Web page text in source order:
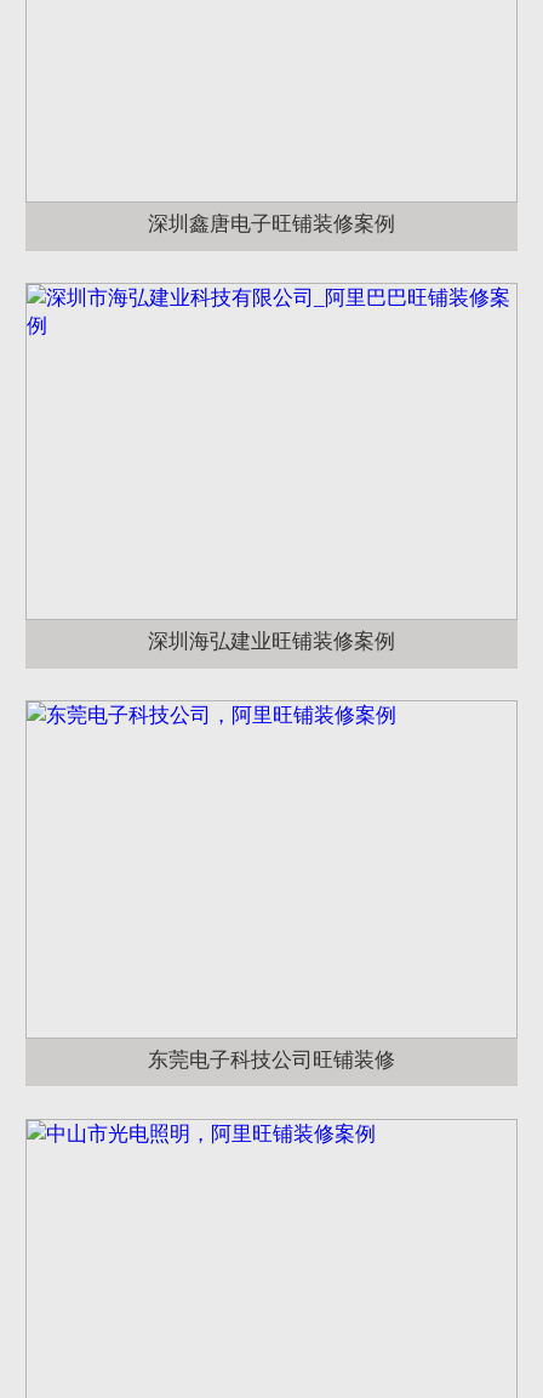
深圳鑫唐电子旺铺装修案例
深圳海弘建业旺铺装修案例
东莞电子科技公司旺铺装修